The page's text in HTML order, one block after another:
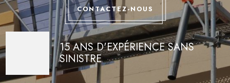
CONTACTEZ-NOUS
15 ANS D'EXPÉRIENCE SANS
SINISTRE